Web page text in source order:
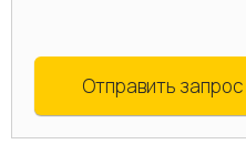
Отправить запрос